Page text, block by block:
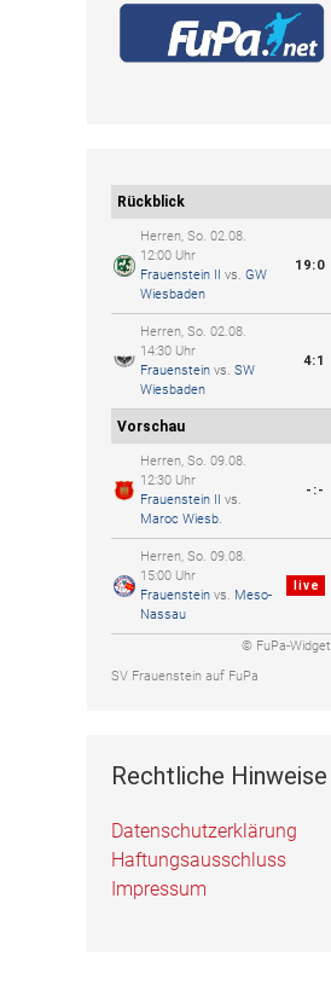
Rückblick
Herren, So. 02.08.
12:00 Uhr
Frauenstein II
vs. GW
Wiesbaden
19:0
Herren, So. 02.08.
14:30 Uhr
Frauenstein vs. SW
Wiesbaden
4:1
Vorschau
Herren, So. 09.08.
12:30 Uhr
Frauenstein II
vs.
Maroc Wiesb.
-:-
Herren, So. 09.08.
15:00 Uhr
Frauenstein vs. Meso-
Nassau
live
© FuPa-Widget
SV Frauenstein auf FuPa
Rechtliche Hinweise
Datenschutzerklärung
Haftungsausschluss
Impressum